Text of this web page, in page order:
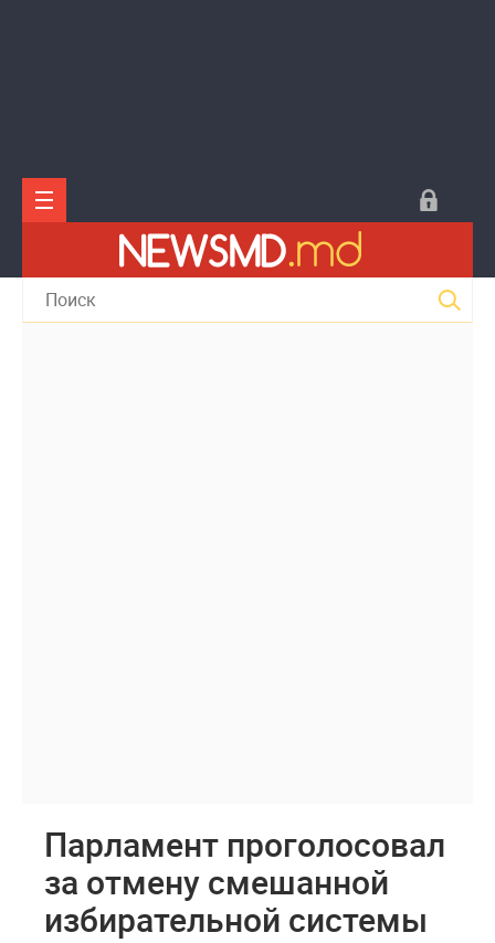
Парламент проголосовал
за отмену смешанной
избирательной системы